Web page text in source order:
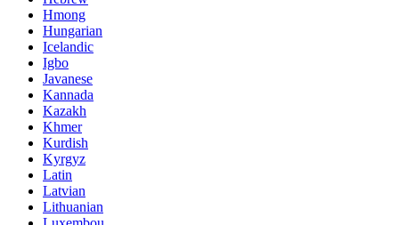
Hmong
Hungarian
Icelandic
Igbo
Javanese
Kannada
Kazakh
Khmer
Kurdish
Kyrgyz
Latin
Latvian
Lithuanian